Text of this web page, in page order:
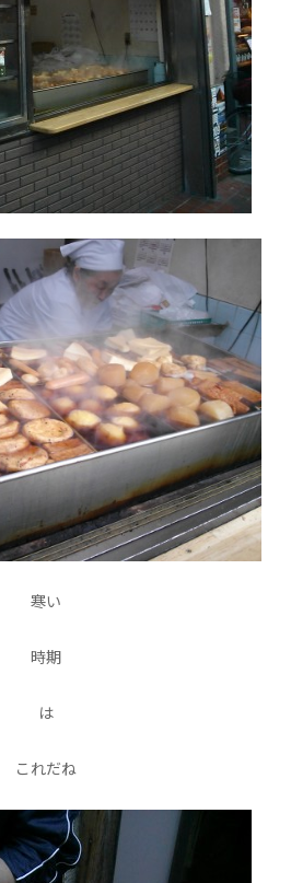
寒い
時期
は
これだね